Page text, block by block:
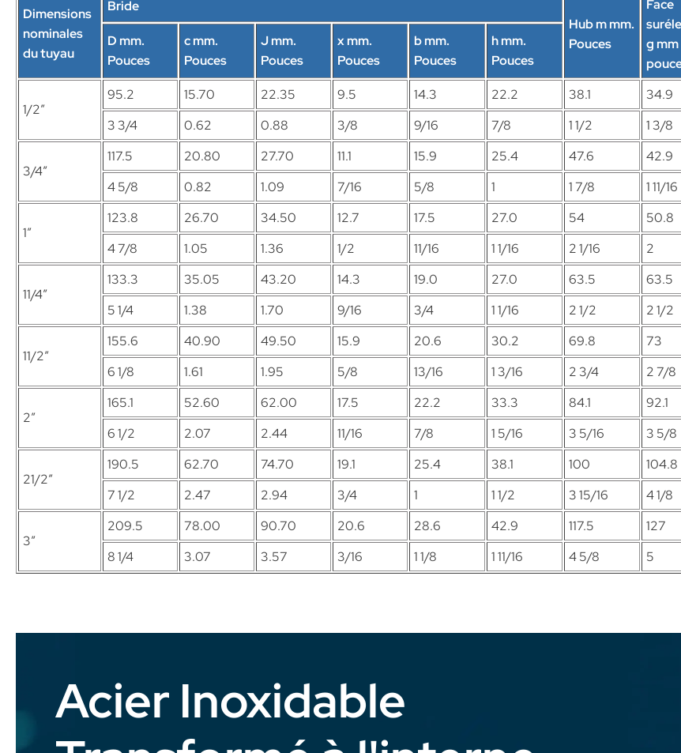
Dimensions
nominales
du tuyau
Bride
Hub m mm.
Pouces
Face
g mm
D mm.
Pouces
c mm.
Pouces
J mm.
Pouces
x mm.
Pouces
b mm.
Pouces
h mm.
Pouces
1/2″
95.2 15.70 22.35 9.5 14.3 22.2 38.1
34.9
3 3/4
0.62 0.88 3/8 9/16 7/8 1 1/2 1 3/8
3/4″
117.5 20.80 27.70 11.1 15.9 25.4 47.6
42.9
4 5/8
0.82 1.09 7/16 5/8 1 1 7/8 1 11/16
1″
123.8 26.70 34.50 12.7 17.5 27.0 54
50.8
4 7/8
1.05 1.36 1/2 11/16 1 1/16 2 1/16 2
11/4″
133.3 35.05 43.20 14.3 19.0 27.0 63.5
63.5
5 1/4
1.38 1.70 9/16 3/4 1 1/16 2 1/2 2 1/2
11/2″
155.6 40.90 49.50 15.9 20.6 30.2 69.8
73
6 1/8
1.61 1.95 5/8 13/16 1 3/16 2 3/4 2 7/8
2″
165.1 52.60 62.00 17.5 22.2 33.3 84.1
92.1
6 1/2
2.07 2.44 11/16 7/8 1 5/16 3 5/16 3 5/8
21/2″
190.5 62.70 74.70 19.1 25.4 38.1 100
104.8
7 1/2
2.47 2.94 3/4 1 1 1/2 3 15/16 4 1/8
3″
209.5 78.00 90.70 20.6 28.6 42.9 117.5
127
8 1/4
3.07 3.57 3/16 1 1/8 1 11/16 4 5/8 5
Acier Inoxidable